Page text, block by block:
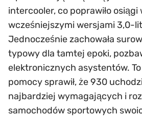
intercooler, co poprawiło
wcześniejszymi wersjami 3,0-
Jednocześnie zachowała
typowy dla tamtej epoki,
elektronicznych asystentów.
pomocy sprawił, że 930
najbardziej wymagających i
samochodów sportowych